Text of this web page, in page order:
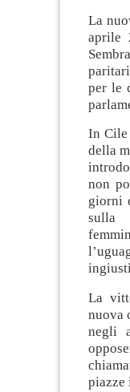
La
aprile
per le
In Cile
della
non
giorni
sulla
La
nuova
negli
piazze